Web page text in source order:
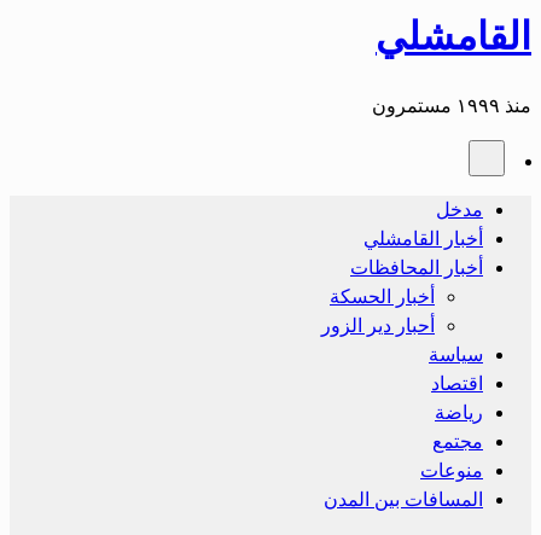
القامشلي
منذ ١٩٩٩ مستمرون
مدخل
أخبار القامشلي
أخبار المحافظات
أخبار الحسكة
أحبار دير الزور
سياسة
اقتصاد
رياضة
مجتمع
منوعات
المسافات بين المدن